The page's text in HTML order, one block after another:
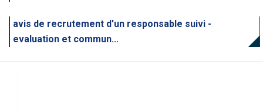
avis de recrutement d'un responsable suivi -
evaluation et commun...